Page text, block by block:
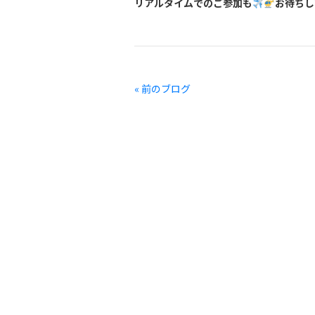
リアルタイムでのご参加も お待ちし
« 前のブログ